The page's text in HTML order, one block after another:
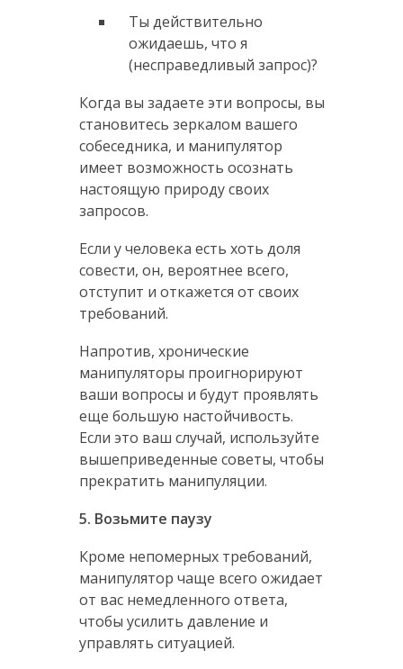
Ты действительно
ожидаешь, что я
(несправедливый запрос)?
Когда вы задаете эти вопросы, вы
становитесь зеркалом вашего
собеседника, и манипулятор
имеет возможность осознать
настоящую природу своих
запросов.
Если у человека есть хоть доля
совести, он, вероятнее всего,
отступит и откажется от своих
требований.
Напротив, хронические
манипуляторы проигнорируют
ваши вопросы и будут проявлять
еще большую настойчивость.
Если это ваш случай, используйте
вышеприведенные советы, чтобы
прекратить манипуляции.
5. Возьмите паузу
Кроме непомерных требований,
манипулятор чаще всего ожидает
от вас немедленного ответа,
чтобы усилить давление и
управлять ситуацией.